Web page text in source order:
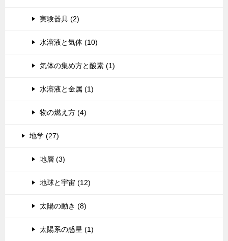
実験器具 (2)
水溶液と気体 (10)
気体の集め方と酸素 (1)
水溶液と金属 (1)
物の燃え方 (4)
地学 (27)
地層 (3)
地球と宇宙 (12)
太陽の動き (8)
太陽系の惑星 (1)